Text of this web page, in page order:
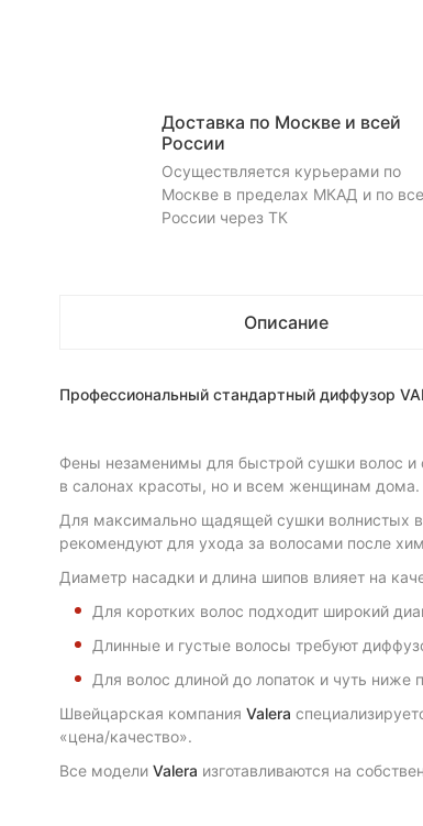
Доставка по Москве и всей
России
Осуществляется курьерами по
Москве в пределах МКАД и по
России через ТК
Описание
Профессиональный стандартный диффузор
Фены незаменимы для быстрой сушки волос и
в салонах красоты, но и всем женщинам дома.
Для максимально щадящей сушки волнистых
рекомендуют для ухода за волосами после
Диаметр насадки и длина шипов влияет на
Для коротких волос подходит широкий
Длинные и густые волосы требуют
Для волос длиной до лопаток и чуть
Швейцарская компания Valera
«цена/качество».
Все модели Valera изготавливаются на